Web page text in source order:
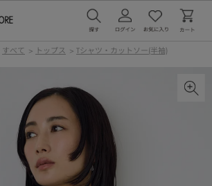
すべて > トップス > Tシャツ・カットソー(半袖)